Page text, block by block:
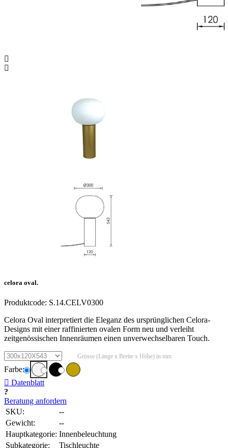
celora oval.
Produktcode: S.14.CELV0300
Celora Oval interpretiert die Eleganz des ursprünglichen Celora-
Designs mit einer raffinierten ovalen Form neu und verleiht
zeitgenössischen Innenräumen einen unverwechselbaren Touch.
Grösse (Länge x Breite x Höhe) in mm
Farbe:
Datenblatt
Beratung anfordern
SKU:
--
Gewicht:
--
Hauptkategorie: Innenbeleuchtung
Subkategorie:
Tischleuchte